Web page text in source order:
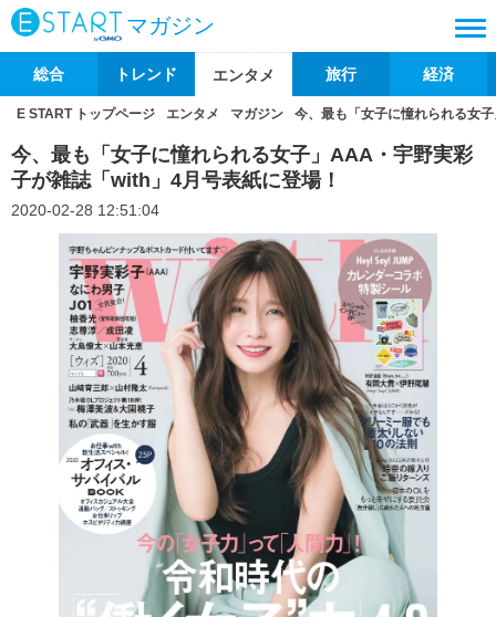
マガジン
総合 トレンド エンタメ 旅行 経済
E START トップページ エンタメ マガジン 今、最も「女子に憧れられる女
今、最も「女子に憧れられる女子」AAA・宇野実彩
子が雑誌「with」4月号表紙に登場！
2020-02-28 12:51:04